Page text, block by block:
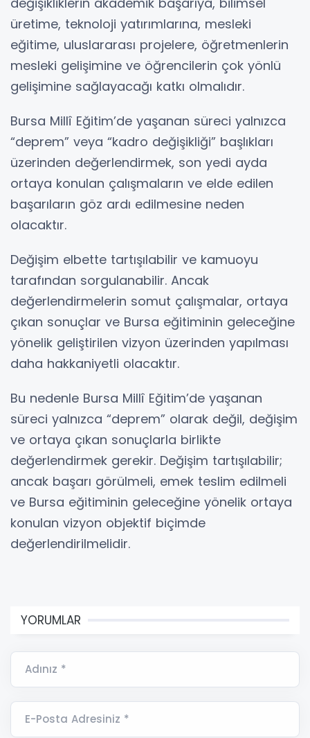
üretime, teknoloji yatırımlarına, mesleki
eğitime, uluslararası projelere, öğretmenlerin
mesleki gelişimine ve öğrencilerin çok yönlü
gelişimine sağlayacağı katkı olmalıdır.
Bursa Millî Eğitim’de yaşanan süreci yalnızca
“deprem” veya “kadro değişikliği” başlıkları
üzerinden değerlendirmek, son yedi ayda
ortaya konulan çalışmaların ve elde edilen
başarıların göz ardı edilmesine neden
olacaktır.
Değişim elbette tartışılabilir ve kamuoyu
tarafından sorgulanabilir. Ancak
değerlendirmelerin somut çalışmalar, ortaya
çıkan sonuçlar ve Bursa eğitiminin geleceğine
yönelik geliştirilen vizyon üzerinden yapılması
daha hakkaniyetli olacaktır.
Bu nedenle Bursa Millî Eğitim’de yaşanan
süreci yalnızca “deprem” olarak değil, değişim
ve ortaya çıkan sonuçlarla birlikte
değerlendirmek gerekir. Değişim tartışılabilir;
ancak başarı görülmeli, emek teslim edilmeli
ve Bursa eğitiminin geleceğine yönelik ortaya
konulan vizyon objektif biçimde
değerlendirilmelidir.
YORUMLAR
Adınız *
E-Posta Adresiniz *